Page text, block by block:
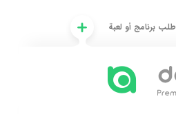
طلب برنامج أو لعبة